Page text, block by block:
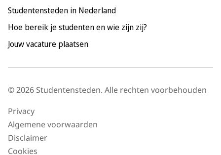
Studentensteden in Nederland
Hoe bereik je studenten en wie zijn zij?
Jouw vacature plaatsen
© 2026 Studentensteden. Alle rechten voorbehouden
Privacy
Algemene voorwaarden
Disclaimer
Cookies